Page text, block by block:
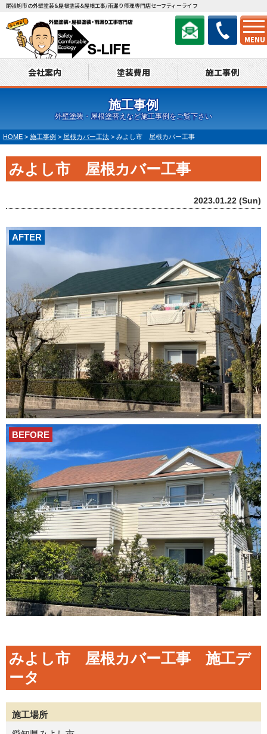
MENU
尾張旭市の外壁塗装&屋根塗装&屋根工事/雨漏り修理専門店セーフティーライフ
会社案内 塗装費用 施工事例
施工事例
外壁塗装・屋根塗替えなど施工事例をご覧下さい
HOME > 施工事例 > 屋根カバー工法 > みよし市 屋根カバー工事
みよし市 屋根カバー工事
2023.01.22 (Sun)
AFTER
BEFORE
みよし市 屋根カバー工事 施工デ
ータ
施工場所